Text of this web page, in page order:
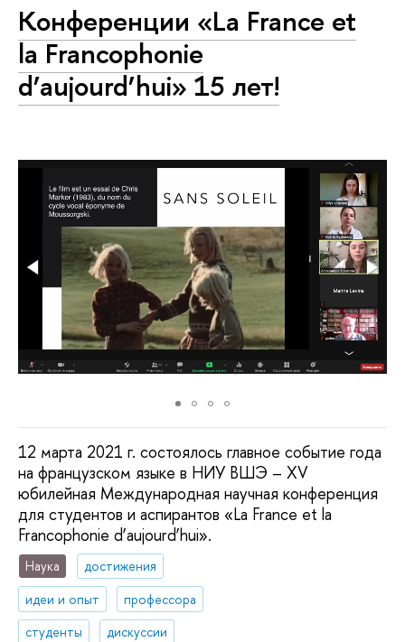
Конференции «La France et
la Francophonie
d’aujourd’hui» 15 лет!
12 марта 2021 г. состоялось главное событие года
на французском языке в НИУ ВШЭ – XV
юбилейная Международная научная конференция
для студентов и аспирантов «La France et la
Francophonie d’aujourd’hui».
Наука
достижения
идеи и опыт
профессора
студенты
дискуссии